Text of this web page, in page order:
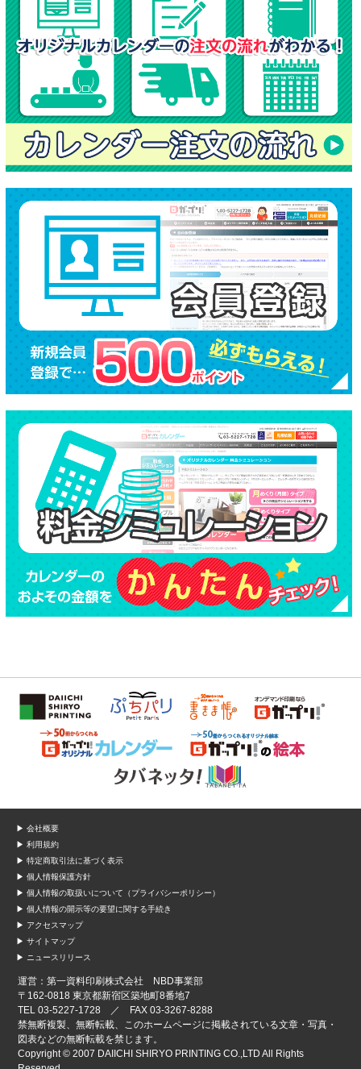
▶ 会社概要
▶ 利用規約
▶ 特定商取引法に基づく表示
▶ 個人情報保護方針
▶ 個人情報の取扱いについて（プライバシーポリシー）
▶ 個人情報の開示等の要望に関する手続き
▶ アクセスマップ
▶ サイトマップ
▶ ニュースリリース
運営：第一資料印刷株式会社 NBD事業部
〒162-0818 東京都新宿区築地町8番地7
TEL 03-5227-1728 ／ FAX 03-3267-8288
禁無断複製、無断転載、このホームページに掲載されている文章・写真・
図表などの無断転載を禁じます。
Copyright © 2007 DAIICHI SHIRYO PRINTING CO.,LTD All Rights